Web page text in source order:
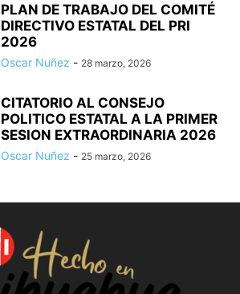
PLAN DE TRABAJO DEL COMITÉ
DIRECTIVO ESTATAL DEL PRI
2026
Oscar Nuñez - 28 marzo, 2026
CITATORIO AL CONSEJO
POLITICO ESTATAL A LA PRIMER
SESION EXTRAORDINARIA 2026
Oscar Nuñez - 25 marzo, 2026